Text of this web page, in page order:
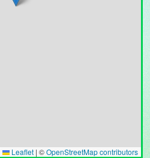
Leaflet | ©OpenStreetMap contributors